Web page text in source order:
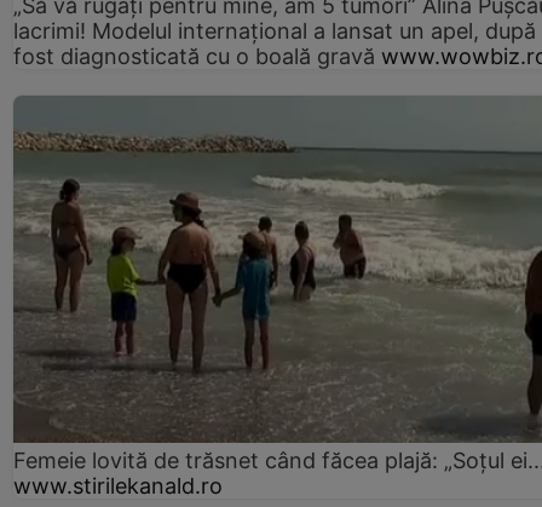
„Să vă rugați pentru mine, am 5 tumori” Alina
lacrimi! Modelul internațional a lansat un apel, după
fost diagnosticată cu o boală gravă
Femeie lovită de trăsnet când făcea plajă: „Soțul
www.stirilekanald.ro